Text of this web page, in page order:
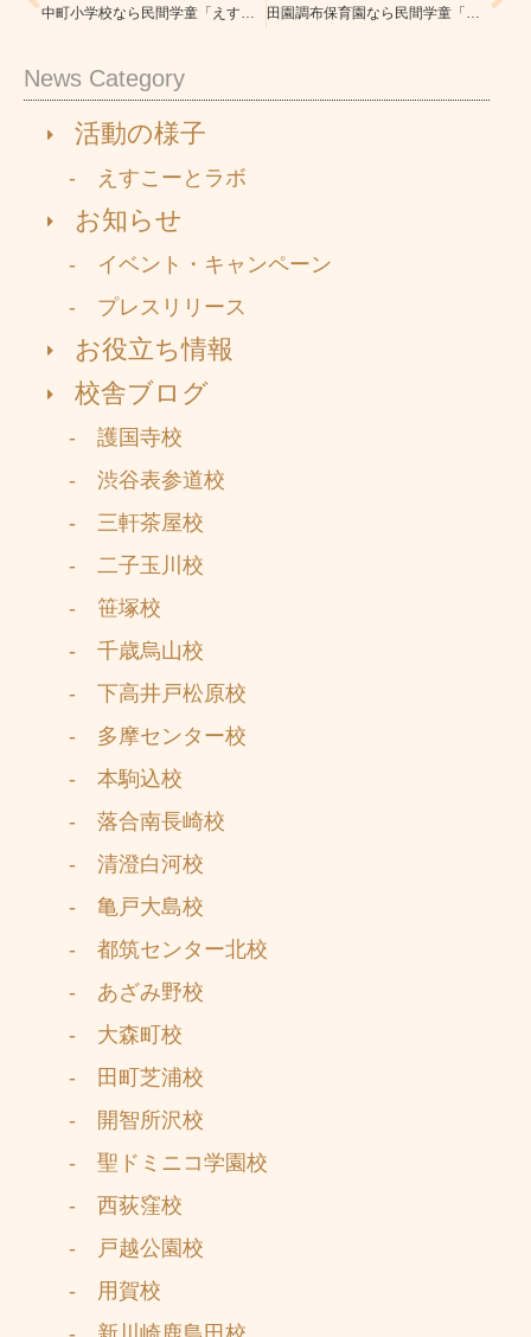
News Category
活動の様子
- えすこーとラボ
お知らせ
- イベント・キャンペーン
- プレスリリース
お役立ち情報
校舎ブログ
- 護国寺校
- 渋谷表参道校
- 三軒茶屋校
- 二子玉川校
- 笹塚校
- 千歳烏山校
- 下高井戸松原校
- 多摩センター校
- 本駒込校
- 落合南長崎校
- 清澄白河校
- 亀戸大島校
- 都筑センター北校
- あざみ野校
- 大森町校
- 田町芝浦校
- 開智所沢校
- 聖ドミニコ学園校
- 西荻窪校
- 戸越公園校
- 用賀校
中町小学校なら民間学童「えすこーと二子玉川校」|安心の学童|学習指導・習い事も充実 田園調布保育園なら民間学童「えすこーと二子玉川校」|安心の学童|学習指導・習い事も充実